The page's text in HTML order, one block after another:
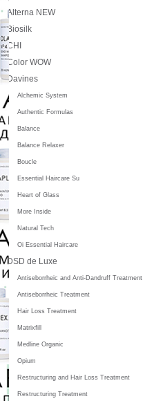
Alterna NEW
Biosilk
CHI
Color WOW
Davines
Alchemic System
Authentic Formulas
Balance
Balance Relaxer
Boucle
Essential Haircare Su
Heart of Glass
More Inside
Natural Tech
Oi Essential Haircare
DSD de Luxe
Antiseborrheic and Anti-Dandruff Treatment
Antiseborrheic Treatment
Hair Loss Treatment
Matrixfill
Medline Organic
Opium
Restructuring and Hair Loss Treatment
Restructuring Treatment